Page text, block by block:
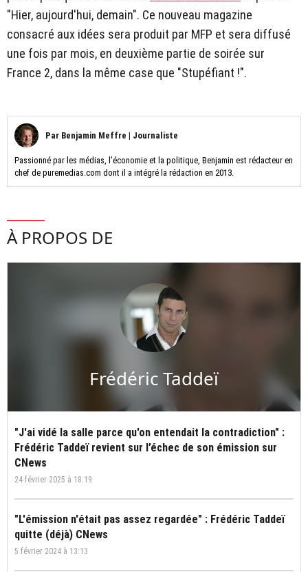
"Hier, aujourd'hui, demain". Ce nouveau magazine
consacré aux idées sera produit par MFP et sera diffusé
une fois par mois, en deuxième partie de soirée sur
France 2, dans la même case que "Stupéfiant !".
Par Benjamin Meffre | Journaliste
Passionné par les médias, l’économie et la politique, Benjamin est rédacteur en
chef de puremedias.com dont il a intégré la rédaction en 2013.
À PROPOS DE
Frédéric Taddeï
"J'ai vidé la salle parce qu'on entendait la contradiction" :
Frédéric Taddeï revient sur l’échec de son émission sur
CNews
24 février 2025 à 18:19
"L'émission n'était pas assez regardée" : Frédéric Taddeï
quitte (déjà) CNews
5 février 2024 à 13:13